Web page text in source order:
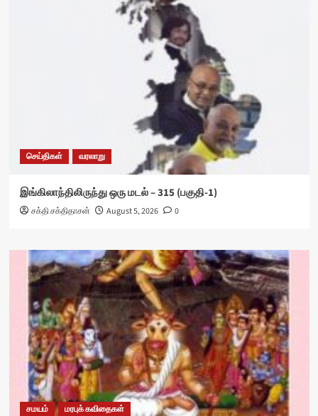
செய்திகள் வரலாறு
இங்கிலாந்திலிருந்து ஒரு மடல் – 315 (பகுதி-1)
சக்தி சக்திதாசன் August 5, 2026 0
சமயம் மரபுக் கவிதைகள்